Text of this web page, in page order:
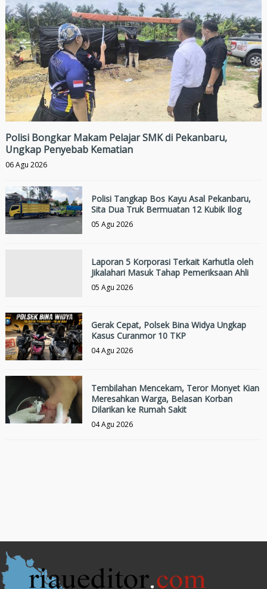
Polisi Bongkar Makam Pelajar SMK di Pekanbaru,
Ungkap Penyebab Kematian
06 Agu 2026
Polisi Tangkap Bos Kayu Asal Pekanbaru,
Sita Dua Truk Bermuatan 12 Kubik Ilog
05 Agu 2026
Laporan 5 Korporasi Terkait Karhutla oleh
Jikalahari Masuk Tahap Pemeriksaan Ahli
05 Agu 2026
Gerak Cepat, Polsek Bina Widya Ungkap
Kasus Curanmor 10 TKP
04 Agu 2026
Tembilahan Mencekam, Teror Monyet Kian
Meresahkan Warga, Belasan Korban
Dilarikan ke Rumah Sakit
04 Agu 2026